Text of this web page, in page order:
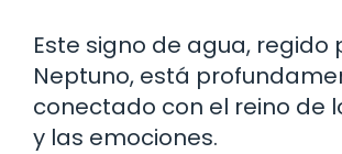
Este signo de agua, regido
Neptuno, está
conectado con el reino de
y las emociones.